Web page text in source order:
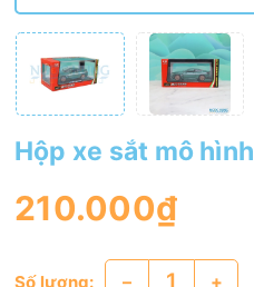
Hộp xe sắt mô hình
210.000₫
Số lượng: – +